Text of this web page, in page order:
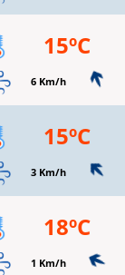
15ºC
6 Km/h
15ºC
3 Km/h
18ºC
1 Km/h